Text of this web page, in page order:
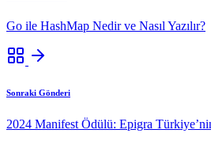
Go ile HashMap Nedir ve Nasıl Yazılır?
Sonraki Gönderi
2024 Manifest Ödülü: Epigra